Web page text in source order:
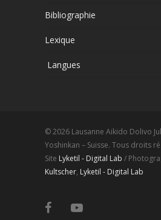
Bibliographie
Lexique
Langues
© 2026 Lausanne Aikido Dolivo
Yoshinkan – Suisse. Tous droits
Site Lyketil - Digital Lab /
Kultscher, Lyketil - Digital Lab